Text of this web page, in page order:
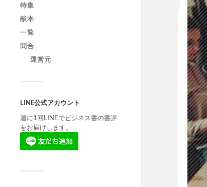
特集
献本
一覧
問合
運営元
LINE公式アカウント
週に1回LINEでビジネス書の書評
をお届けします。